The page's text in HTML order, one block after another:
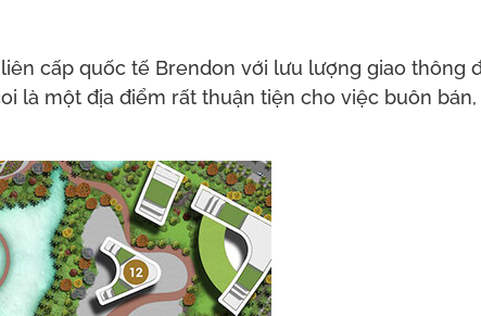
cấp quốc tế Brendon với lưu lượng giao thông
là một địa điểm rất thuận tiện cho việc buôn